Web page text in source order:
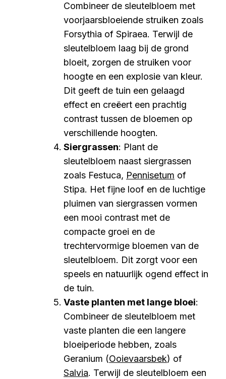
Combineer de sleutelbloem met
voorjaarsbloeiende struiken zoals
Forsythia of Spiraea. Terwijl de
sleutelbloem laag bij de grond
bloeit, zorgen de struiken voor
hoogte en een explosie van kleur.
Dit geeft de tuin een gelaagd
effect en creëert een prachtig
contrast tussen de bloemen op
verschillende hoogten.
Siergrassen: Plant de
sleutelbloem naast siergrassen
zoals Festuca, Pennisetum of
Stipa. Het fijne loof en de luchtige
pluimen van siergrassen vormen
een mooi contrast met de
compacte groei en de
trechtervormige bloemen van de
sleutelbloem. Dit zorgt voor een
speels en natuurlijk ogend effect in
de tuin.
Vaste planten met lange bloei:
Combineer de sleutelbloem met
vaste planten die een langere
bloeiperiode hebben, zoals
Geranium (Ooievaarsbek) of
Salvia. Terwijl de sleutelbloem een